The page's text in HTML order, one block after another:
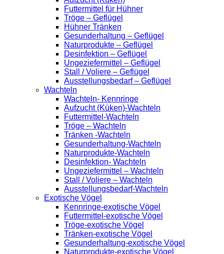
Futtermittel für Hühner
Tröge – Geflügel
Hühner Tränken
Gesunderhaltung – Geflügel
Naturprodukte – Geflügel
Desinfektion – Geflügel
Ungeziefermittel – Geflügel
Stall / Voliere – Geflügel
Ausstellungsbedarf – Geflügel
Wachteln
Wachteln- Kennringe
Aufzucht (Küken)-Wachteln
Futtermittel-Wachteln
Tröge – Wachteln
Tränken -Wachteln
Gesunderhaltung-Wachteln
Naturprodukte-Wachteln
Desinfektion- Wachteln
Ungeziefermittel – Wachteln
Stall / Voliere – Wachteln
Ausstellungsbedarf-Wachteln
Exotische Vögel
Kennringe-exotische Vögel
Futtermittel-exotische Vögel
Tröge-exotische Vögel
Tränken-exotische Vögel
Gesunderhaltung-exotische Vögel
Naturprodukte-exotische Vögel